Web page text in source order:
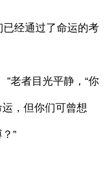
经通过了命运的考
老者目光平静，“你
，但你们可曾想
”